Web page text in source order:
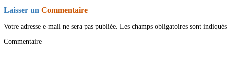
Laisser un Commentaire
Votre adresse e-mail ne sera pas publiée. Les champs obligatoires sont
Commentaire